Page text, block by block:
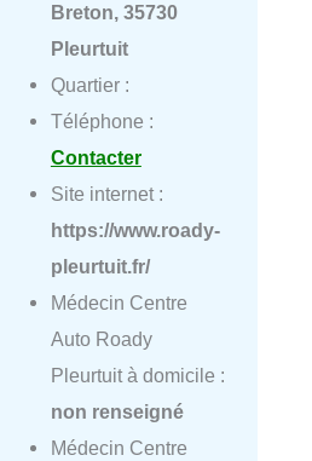
Breton, 35730
Pleurtuit
Quartier :
Téléphone :
Contacter
Site internet :
https://www.roady-
pleurtuit.fr/
Médecin Centre
Auto Roady
Pleurtuit à domicile :
non renseigné
Médecin Centre